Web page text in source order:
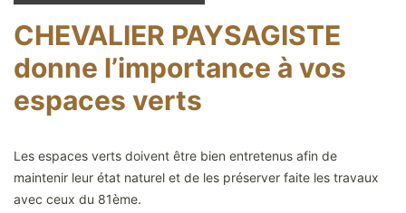
CHEVALIER PAYSAGISTE
donne l’importance à vos
espaces verts
Les espaces verts doivent être bien entretenus afin de
maintenir leur état naturel et de les préserver faite les travaux
avec ceux du 81ème.